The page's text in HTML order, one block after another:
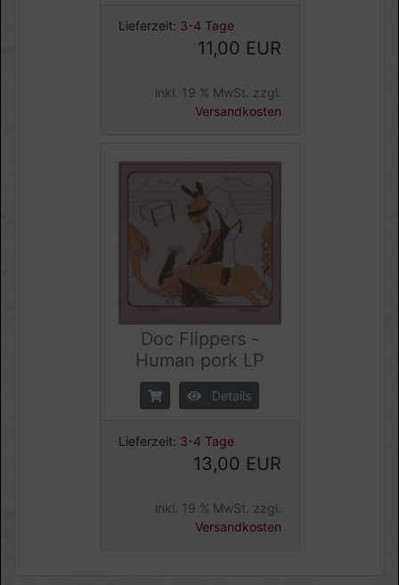
Lieferzeit: 3-4 Tage
11,00 EUR
inkl. 19 % MwSt. zzgl.
Versandkosten
Doc Flippers -
Human pork LP
Details
Lieferzeit: 3-4 Tage
13,00 EUR
inkl. 19 % MwSt. zzgl.
Versandkosten